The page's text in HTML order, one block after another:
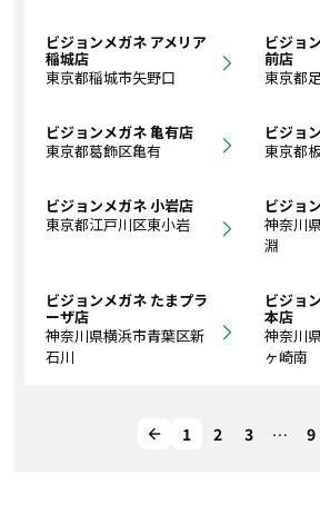
ビジョンメガネ アメリア
稲城店
東京都稲城市矢野口
ビジョ
前店
東京都
ビジョンメガネ 亀有店
東京都葛飾区亀有
ビジョ
東京都
ビジョンメガネ 小岩店
東京都江戸川区東小岩
ビジョ
神奈川
淵
ビジョンメガネ たまプラ
ーザ店
神奈川県横浜市青葉区新
石川
ビジョ
本店
神奈川
ヶ崎南
1 2 3 … 9